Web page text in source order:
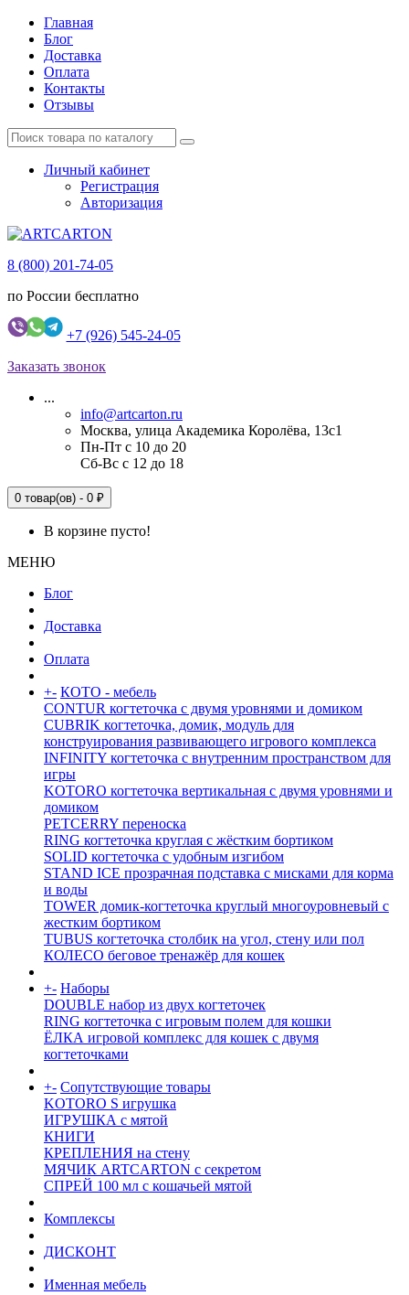
Главная
Блог
Доставка
Оплата
Контакты
Отзывы
Личный кабинет
Регистрация
Авторизация
8 (800) 201-74-05
по России бесплатно
+7 (926) 545-24-05
Заказать звонок
...
info@artcarton.ru
Москва, улица Академика Королёва, 13с1
Пн-Пт с 10 до 20
Сб-Вс с 12 до 18
0 товар(ов) - 0 ₽
В корзине пусто!
МЕНЮ
Блог
Доставка
Оплата
+- КОТО - мебель
CONTUR когтеточка с двумя уровнями и домиком
CUBRIK когтеточка, домик, модуль для
конструирования развивающего игрового комплекса
INFINITY когтеточка с внутренним пространством для
игры
KOTORO когтеточка вертикальная с двумя уровнями и
домиком
PETCERRY переноска
RING когтеточка круглая с жёстким бортиком
SOLID когтеточка с удобным изгибом
STAND ICE прозрачная подставка с мисками для корма
и воды
TOWER домик-когтеточка круглый многоуровневый с
жестким бортиком
TUBUS когтеточка столбик на угол, стену или пол
КОЛЕСО беговое тренажёр для кошек
+- Наборы
DOUBLE набор из двух когтеточек
RING когтеточка c игровым полем для кошки
ЁЛКА игровой комплекс для кошек с двумя
когтеточками
+- Сопутствующие товары
KOTORO S игрушка
ИГРУШКА с мятой
КНИГИ
КРЕПЛЕНИЯ на стену
МЯЧИК ARTCARTON с секретом
СПРЕЙ 100 мл с кошачьей мятой
Комплексы
ДИСКОНТ
Именная мебель